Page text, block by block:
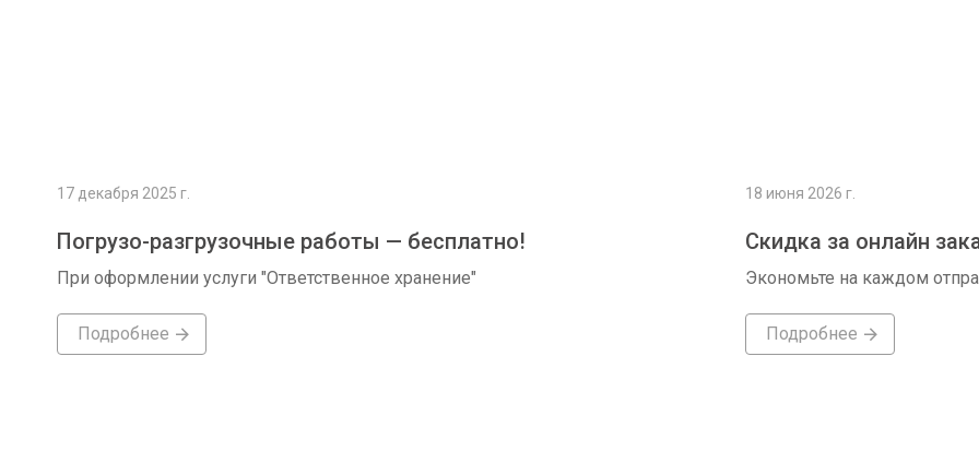
17 декабря 2025 г.
Погрузо-разгрузочные работы — бесплатно!
При оформлении услуги "Ответственное хранение"
Подробнее
18 июня 2026 г.
Скидка за онлайн
Экономьте на каждом
Подробнее